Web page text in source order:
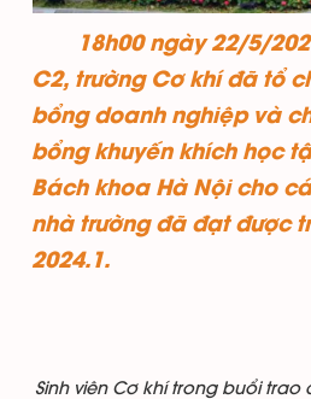
18h00 ngày 22/5/
C2, trường Cơ khí đã tổ
bổng doanh nghiệp và
bổng khuyến khích học
Bách khoa Hà Nội cho
nhà trường đã đạt được
2024.1.
Sinh viên Cơ khí trong buổi